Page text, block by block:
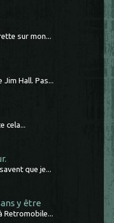
sur mon...
Hall. Pas...
cela...
que je...
y être
Retromobile...